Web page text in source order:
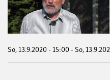
So, 13.9.2020 - 15:00-So,